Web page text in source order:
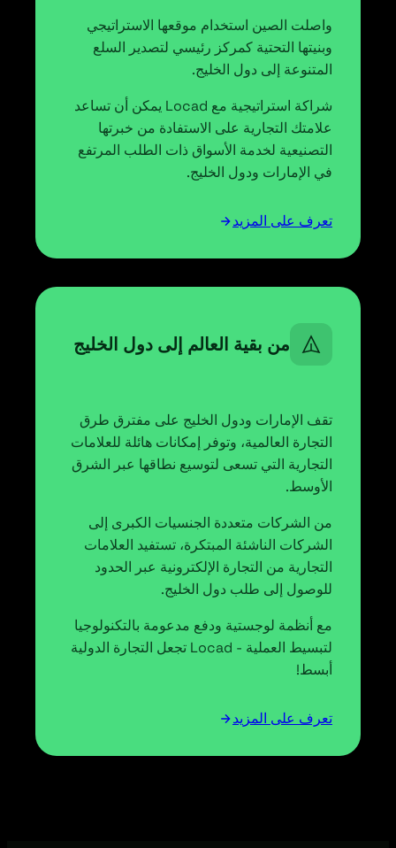
واصلت الصين استخدام موقعها الاستراتيجي
وبنيتها التحتية كمركز رئيسي لتصدير السلع
المتنوعة إلى دول الخليج.
شراكة استراتيجية مع Locad يمكن أن تساعد
علامتك التجارية على الاستفادة من خبرتها
التصنيعية لخدمة الأسواق ذات الطلب المرتفع
في الإمارات ودول الخليج.
تعرف على المزيد
من بقية العالم إلى دول الخليج
تقف الإمارات ودول الخليج على مفترق طرق
التجارة العالمية، وتوفر إمكانات هائلة للعلامات
التجارية التي تسعى لتوسيع نطاقها عبر الشرق
الأوسط.
من الشركات متعددة الجنسيات الكبرى إلى
الشركات الناشئة المبتكرة، تستفيد العلامات
التجارية من التجارة الإلكترونية عبر الحدود
للوصول إلى طلب دول الخليج.
مع أنظمة لوجستية ودفع مدعومة بالتكنولوجيا
لتبسيط العملية - Locad تجعل التجارة الدولية
أبسط!
تعرف على المزيد